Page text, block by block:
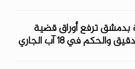
بدمشق ترفع أوراق قضية
في 18 آب الجاري